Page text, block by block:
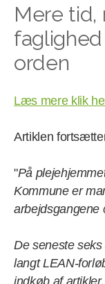
Mere
orden
Læs mere klik
Artiklen
"På
Kommune er
arbejdsgangene
De seneste
langt LEAN-